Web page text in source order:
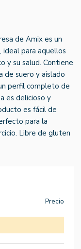
de Amix es un
para aquellos
y su salud. Contiene
de suero y aislado
perfil completo de
es delicioso y
es fácil de
para la
Libre de gluten
Precio